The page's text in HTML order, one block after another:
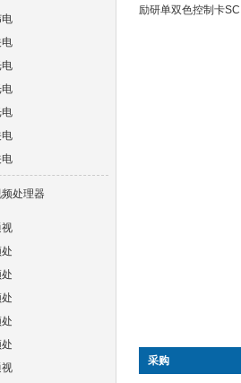
电
电
电
电
处理器
励研单双色控制卡
采购